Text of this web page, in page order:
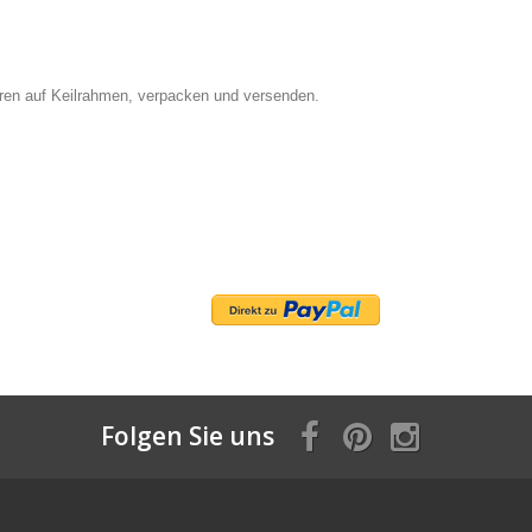
auf Keilrahmen, verpacken und versenden.
Folgen Sie uns